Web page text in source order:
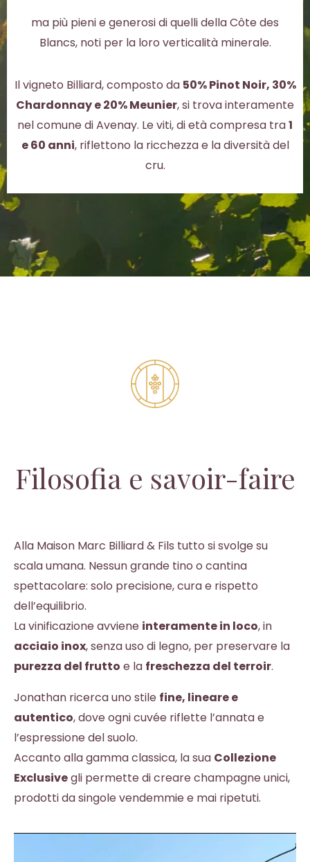
ma più pieni e generosi di quelli della Côte des
Blancs, noti per la loro verticalità minerale.
Il vigneto Billiard, composto da 50% Pinot Noir, 30%
Chardonnay e 20% Meunier, si trova interamente
nel comune di Avenay. Le viti, di età compresa tra1
e 60 anni, riflettono la ricchezza e la diversità del
cru.
Filosofia e savoir-faire
Alla Maison Marc Billiard & Fils tutto si svolge su
scala umana. Nessun grande tino o cantina
spettacolare: solo precisione, cura e rispetto
dell’equilibrio.
La vinificazione avviene interamente in loco, in
acciaio inox, senza uso di legno, per preservare la
purezza del frutto e la freschezza del terroir.
Jonathan ricerca uno stile fine, lineare e
autentico, dove ogni cuvée riflette l’annata e
l’espressione del suolo.
Accanto alla gamma classica, la sua Collezione
Exclusivegli permette di creare champagne unici,
prodotti da singole vendemmie e mai ripetuti.